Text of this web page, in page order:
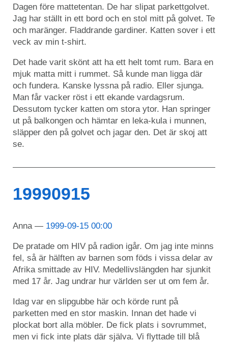
Dagen före mattetentan. De har slipat parkettgolvet.
Jag har ställt in ett bord och en stol mitt på golvet. Te
och maränger. Fladdrande gardiner. Katten sover i ett
veck av min t-shirt.
Det hade varit skönt att ha ett helt tomt rum. Bara en
mjuk matta mitt i rummet. Så kunde man ligga där
och fundera. Kanske lyssna på radio. Eller sjunga.
Man får vacker röst i ett ekande vardagsrum.
Dessutom tycker katten om stora ytor. Han springer
ut på balkongen och hämtar en leka-kula i munnen,
släpper den på golvet och jagar den. Det är skoj att
se.
19990915
Anna 1999-09-15 00:00
De pratade om HIV på radion igår. Om jag inte minns
fel, så är hälften av barnen som föds i vissa delar av
Afrika smittade av HIV. Medellivslängden har sjunkit
med 17 år. Jag undrar hur världen ser ut om fem år.
Idag var en slipgubbe här och körde runt på
parketten med en stor maskin. Innan det hade vi
plockat bort alla möbler. De fick plats i sovrummet,
men vi fick inte plats där själva. Vi flyttade till blå